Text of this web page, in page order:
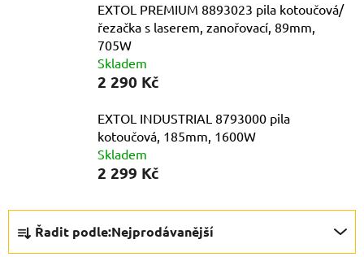
EXTOL PREMIUM 8893023 pila kotoučová/
řezačka s laserem, zanořovací, 89mm,
705W
Skladem
2 290 Kč
EXTOL INDUSTRIAL 8793000 pila
kotoučová, 185mm, 1600W
Skladem
2 299 Kč
Řadit podle:Nejprodávanější